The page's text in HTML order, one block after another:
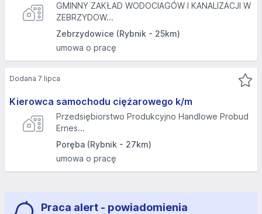
GMINNY ZAKŁAD WODOCIAGÓW I KANALIZACJI W
ZEBRZYDOW...
Zebrzydowice (Rybnik - 25km)
umowa o pracę
Kierowca samochodu ciężarowego k/m
Przedsiębiorstwo Produkcyjno Handlowe Probud
Ernes...
Poręba (Rybnik - 27km)
umowa o pracę
Dodana 7 lipca
Praca alert - powiadomienia